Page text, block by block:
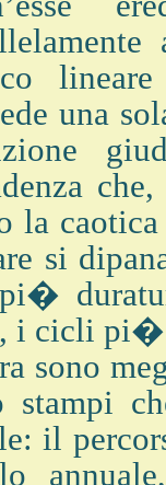
una
la
si
i cicli pi�
sono
stampi
il